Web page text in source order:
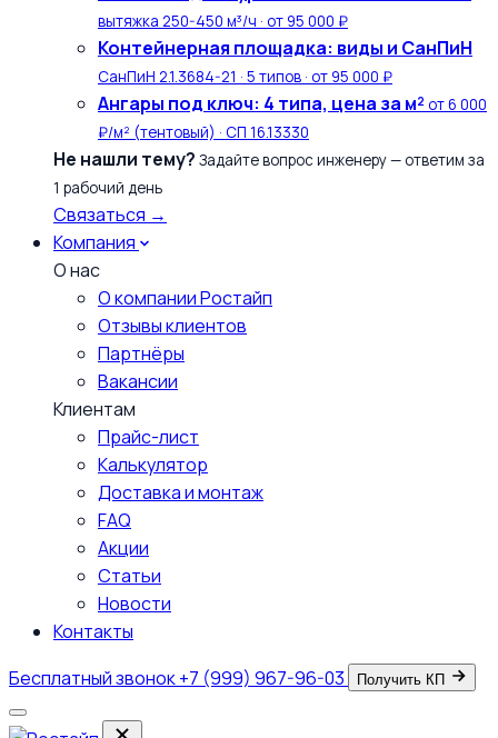
вытяжка 250-450 м³/ч · от 95 000 ₽
Контейнерная площадка: виды и СанПиН
СанПиН 2.1.3684-21 · 5 типов · от 95 000 ₽
Ангары под ключ: 4 типа, цена за м² от 6 000
₽/м² (тентовый) · СП 16.13330
Не нашли тему? Задайте вопрос инженеру — ответим за
1 рабочий день
Связаться →
Компания
О нас
О компании Ростайп
Отзывы клиентов
Партнёры
Вакансии
Клиентам
Прайс-лист
Калькулятор
Доставка и монтаж
FAQ
Акции
Статьи
Новости
Контакты
Бесплатный звонок+7 (999) 967-96-03 Получить КП